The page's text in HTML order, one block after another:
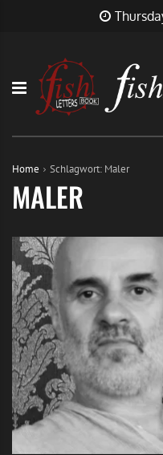
Home Schlagwort: Maler
MALER